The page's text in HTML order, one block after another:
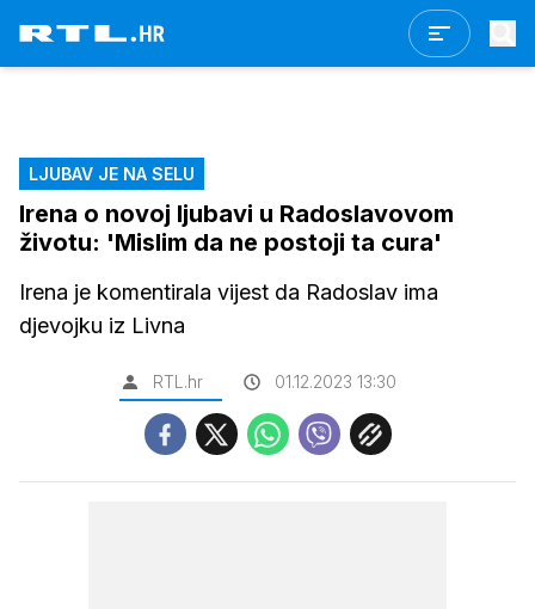
LJUBAV JE NA SELU
Irena o novoj ljubavi u Radoslavovom
životu: 'Mislim da ne postoji ta cura'
Irena je komentirala vijest da Radoslav ima
djevojku iz Livna
RTL.hr 01.12.2023 13:30